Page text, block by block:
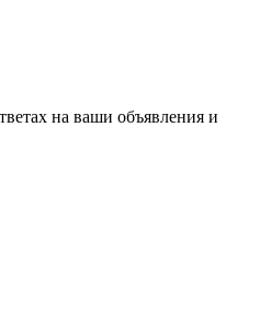
на ваши объявления и